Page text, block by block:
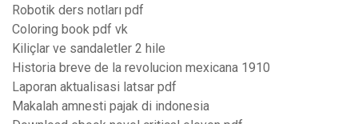
Robotik ders notları pdf
Coloring book pdf vk
Kiliçlar ve sandaletler 2 hile
Historia breve de la revolucion mexicana 1910
Laporan aktualisasi latsar pdf
Makalah amnesti pajak di indonesia